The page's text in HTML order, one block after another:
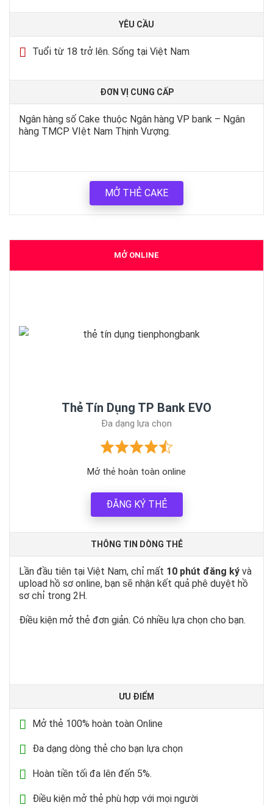
YÊU CẦU
Tuổi từ 18 trở lên. Sống tại Việt Nam
ĐƠN VỊ CUNG CẤP
Ngân hàng số Cake thuộc Ngân hàng VP bank – Ngân
hàng TMCP VIệt Nam Thịnh Vượng.
MỞ THẺ CAKE
MỞ ONLINE
Thẻ Tín Dụng TP Bank EVO
Đa dạng lựa chọn
Mở thẻ hoàn toàn online
ĐĂNG KÝ THẺ
THÔNG TIN DÒNG THẺ
Lần đầu tiên tại Việt Nam, chỉ mất 10 phút đăng ký và
upload hồ sơ online, bạn sẽ nhận kết quả phê duyệt hồ
sơ chỉ trong 2H.
Điều kiện mở thẻ đơn giản. Có nhiều lựa chọn cho bạn.
ƯU ĐIỂM
Mở thẻ 100% hoàn toàn Online
Đa dạng dòng thẻ cho bạn lựa chọn
Hoàn tiền tối đa lên đến 5%.
Điều kiện mở thẻ phù hợp với mọi người